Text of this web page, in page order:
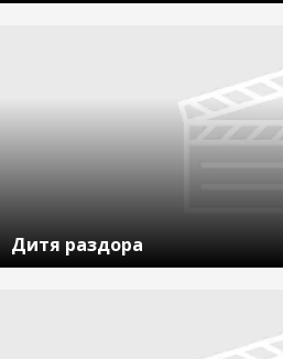
Дитя раздора